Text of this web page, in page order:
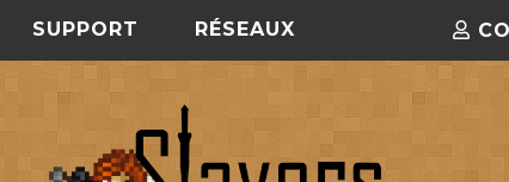
SUPPORT RÉSEAUX